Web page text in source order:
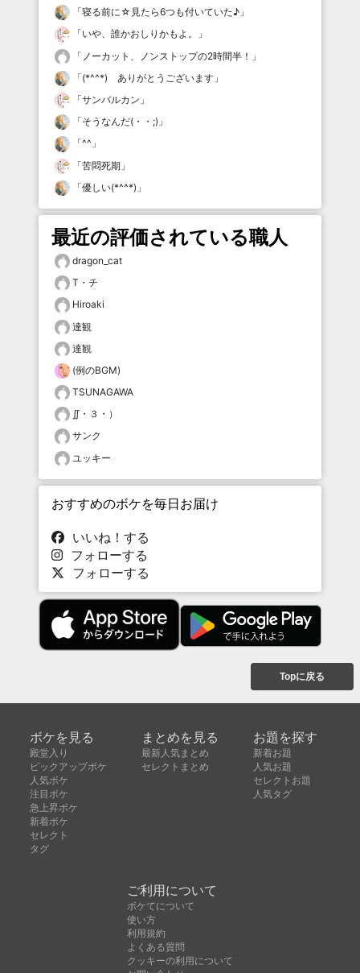
「寝る前に☆見たら6つも付いていた♪ 」
「いや、誰かおしりかもよ。
」
「 ノーカット、ノンストップの2時間半！ 」
「(*^^*) ありがとうございます 」
「サンバルカン 」
「そうなんだ(・・;) 」
「^^ 」
「苦悶死期 」
「優しい(*^^*) 」
最近の評価されている職人
dragon_cat
T・チ
Hiroaki
達観
達観
(例のBGM)
TSUNAGAWA
∬・３・）
サンク
ユッキー
おすすめのボケを毎日お届け
いいね！する
フォローする
フォローする
Topに戻る
ボケを見る
殿堂入り
ピックアップボケ
人気ボケ
注目ボケ
急上昇ボケ
新着ボケ
セレクト
タグ
まとめを見る
最新人気まとめ
セレクトまとめ
お題を探す
新着お題
人気お題
セレクトお題
人気タグ
ご利用について
ボケてについて
使い方
利用規約
よくある質問
クッキーの利用について